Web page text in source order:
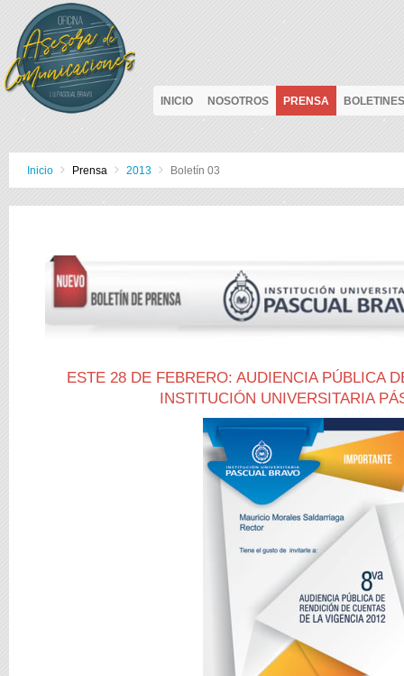
INICIO NOSOTROS PRENSA BOLETINES
Inicio Prensa 2013 Boletín 03
ESTE 28 DE FEBRERO: AUDIENCIA PÚBLICA
INSTITUCIÓN UNIVERSITARIA